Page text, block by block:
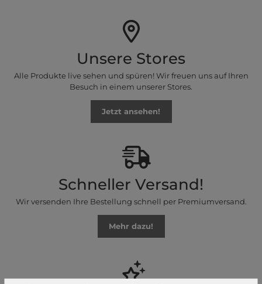
Unsere Stores
Alle Produkte live sehen und spüren! Wir freuen uns auf Ihren
Besuch in einem unserer Stores.
Jetzt ansehen!
Schneller Versand!
Wir versenden Ihre Bestellung schnell per Premiumversand.
Mehr dazu!